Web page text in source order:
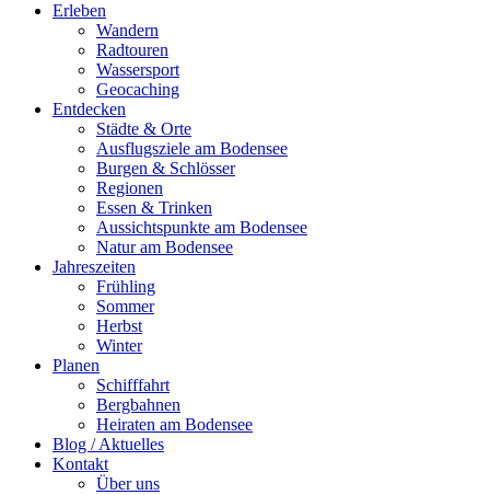
Erleben
Wandern
Radtouren
Wassersport
Geocaching
Entdecken
Städte & Orte
Ausflugsziele am Bodensee
Burgen & Schlösser
Regionen
Essen & Trinken
Aussichtspunkte am Bodensee
Natur am Bodensee
Jahreszeiten
Frühling
Sommer
Herbst
Winter
Planen
Schifffahrt
Bergbahnen
Heiraten am Bodensee
Blog / Aktuelles
Kontakt
Über uns